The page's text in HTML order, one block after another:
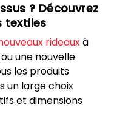
? Découvrez
textiles
rideauxà
une nouvelle
les produits
un large choix
et dimensions